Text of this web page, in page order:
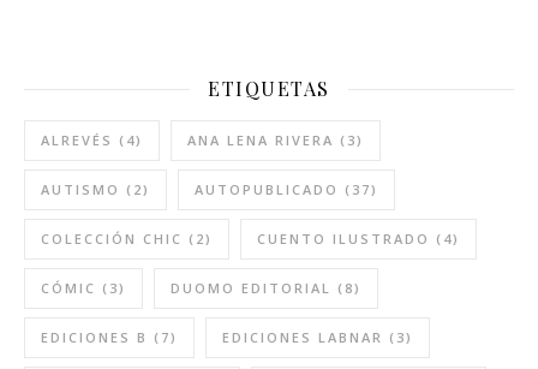
ETIQUETAS
ALREVÉS (4) ANA LENA RIVERA (3)
AUTISMO (2) AUTOPUBLICADO (37)
COLECCIÓN CHIC (2) CUENTO ILUSTRADO (4)
CÓMIC (3) DUOMO EDITORIAL (8)
EDICIONES B (7) EDICIONES LABNAR (3)